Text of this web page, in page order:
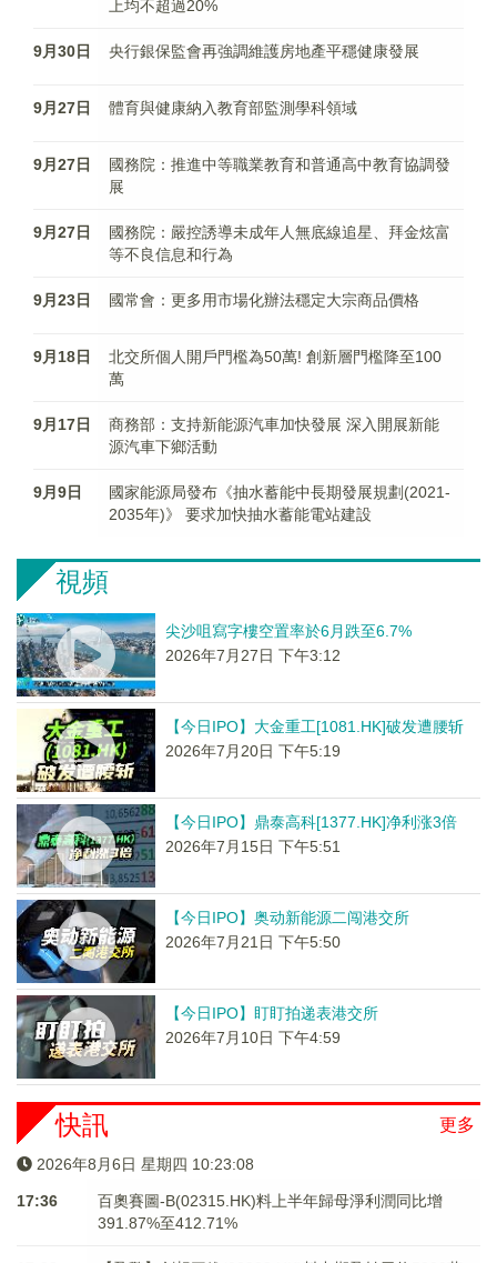
上均不超過20%
9月30日 央行銀保監會再強調維護房地產平穩健康發展
9月27日 體育與健康納入教育部監測學科領域
9月27日
國務院：推進中等職業教育和普通高中教育協調發
展
9月27日
國務院：嚴控誘導未成年人無底線追星、拜金炫富
等不良信息和行為
9月23日 國常會：更多用市場化辦法穩定大宗商品價格
9月18日
北交所個人開戶門檻為50萬! 創新層門檻降至100
萬
9月17日
商務部：支持新能源汽車加快發展 深入開展新能
源汽車下鄉活動
9月9日
國家能源局發布《抽水蓄能中長期發展規劃(2021-
2035年)》 要求加快抽水蓄能電站建設
視頻
尖沙咀寫字樓空置率於6月跌至6.7%
2026年7月27日 下午3:12
【今日IPO】大金重工[1081.HK]破发遭腰斩
2026年7月20日 下午5:19
【今日IPO】鼎泰高科[1377.HK]净利涨3倍
2026年7月15日 下午5:51
【今日IPO】奥动新能源二闯港交所
2026年7月21日 下午5:50
【今日IPO】盯盯拍递表港交所
2026年7月10日 下午4:59
更多
快訊
2026年8月6日 星期四 10:23:08
17:36
百奧賽圖-B(02315.HK)料上半年歸母淨利潤同比增
391.87%至412.71%